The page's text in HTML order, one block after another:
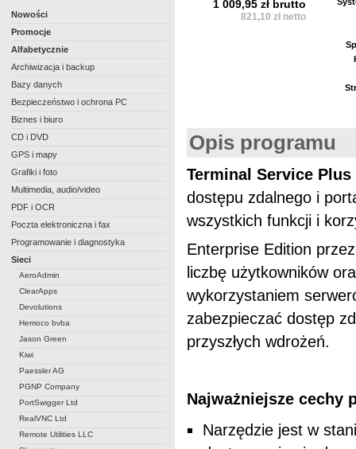
Nowości
Promocje
Alfabetycznie
Archiwizacja i backup
Bazy danych
Bezpieczeństwo i ochrona PC
Biznes i biuro
CD i DVD
GPS i mapy
Grafiki i foto
Multimedia, audio/video
PDF i OCR
Poczta elektroniczna i fax
Programowanie i diagnostyka
Sieci
AeroAdmin
ClearApps
Devolutions
Hemoco bvba
Jason Green
Kiwi
Paessler AG
PGNP Company
PortSwigger Ltd
RealVNC Ltd
Remote Utilities LLC
1 009,95 zł brutto
821,10 zł netto
Opis programu
Terminal Service
dostępu zdalnego i
wszystkich funkcji i
Enterprise Edition
liczbę użytkowników
wykorzystaniem
zabezpieczać dostęp
przyszłych wdrożeń.
Najważniejsze cechy
Narzędzie jest w